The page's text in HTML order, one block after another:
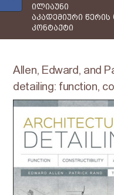
ილიაუნი
აკადემიური წერის
კონტაქტი
Allen, Edward, and
detailing: function,